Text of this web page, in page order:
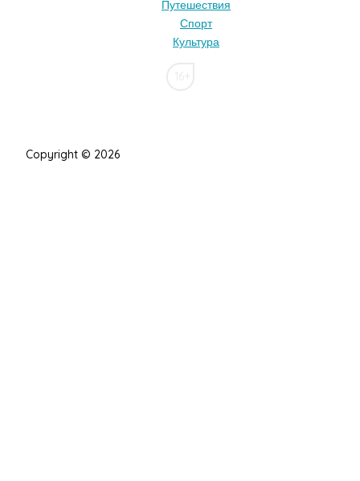
Путешествия
Спорт
Культура
Copyright © 2026